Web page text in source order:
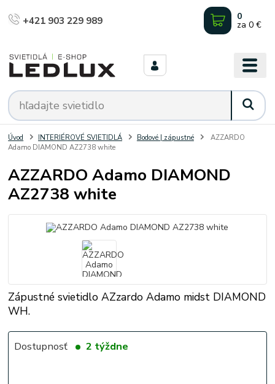
+421 903 229 989 0
za 0 €
Úvod INTERIÉROVÉ SVIETIDLÁ Bodové | zápustné
AZZARDO
Adamo DIAMOND AZ2738 white
AZZARDO Adamo DIAMOND
AZ2738 white
Zápustné svietidlo AZzardo Adamo midst DIAMOND
WH.
Dostupnosť 2 týždne